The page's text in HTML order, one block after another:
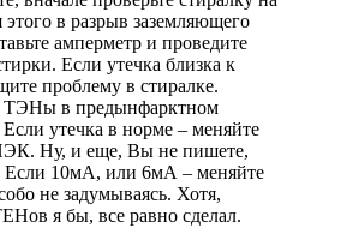
этого в разрыв заземляющего
амперметр и проведите
Если утечка близка к
проблему в стиралке.
в предынфарктном
утечка в норме – меняйте
Ну, и еще, Вы не пишете,
Если 10мА, или 6мА – меняйте
не задумываясь. Хотя,
я бы, все равно сделал.